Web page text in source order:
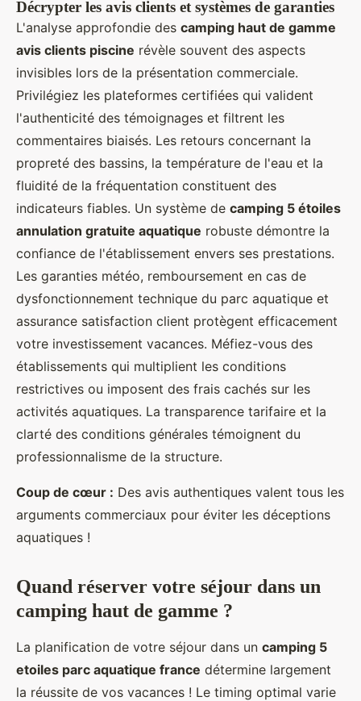
Décrypter les avis clients et systèmes de garanties
L'analyse approfondie des camping haut de gamme
avis clients piscine révèle souvent des aspects
invisibles lors de la présentation commerciale.
Privilégiez les plateformes certifiées qui valident
l'authenticité des témoignages et filtrent les
commentaires biaisés. Les retours concernant la
propreté des bassins, la température de l'eau et la
fluidité de la fréquentation constituent des
indicateurs fiables. Un système de camping 5 étoiles
annulation gratuite aquatique robuste démontre la
confiance de l'établissement envers ses prestations.
Les garanties météo, remboursement en cas de
dysfonctionnement technique du parc aquatique et
assurance satisfaction client protègent efficacement
votre investissement vacances. Méfiez-vous des
établissements qui multiplient les conditions
restrictives ou imposent des frais cachés sur les
activités aquatiques. La transparence tarifaire et la
clarté des conditions générales témoignent du
professionnalisme de la structure.
Coup de cœur : Des avis authentiques valent tous les
arguments commerciaux pour éviter les déceptions
aquatiques !
Quand réserver votre séjour dans un
camping haut de gamme ?
La planification de votre séjour dans un camping 5
etoiles parc aquatique france détermine largement
la réussite de vos vacances ! Le timing optimal varie